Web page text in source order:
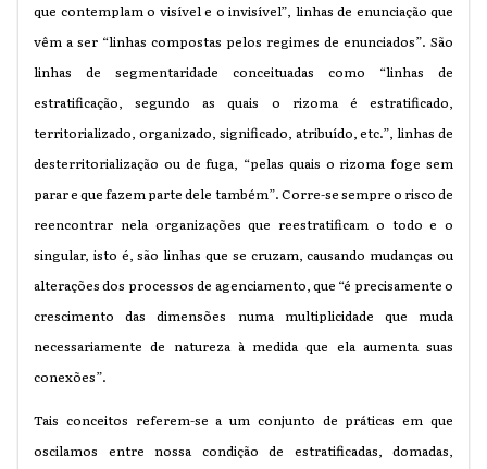
que contemplam o visível e o invisível”, linhas de enunciação que
vêm a ser “linhas compostas pelos regimes de enunciados”. São
linhas de segmentaridade conceituadas como “linhas de
estratificação, segundo as quais o rizoma é estratificado,
territorializado, organizado, significado, atribuído, etc.”, linhas de
desterritorialização ou de fuga, “pelas quais o rizoma foge sem
parar e que fazem parte dele também”. Corre-se sempre o risco de
reencontrar nela organizações que reestratificam o todo e o
singular, isto é, são linhas que se cruzam, causando mudanças ou
alterações dos processos de agenciamento, que “é precisamente o
crescimento das dimensões numa multiplicidade que muda
necessariamente de natureza à medida que ela aumenta suas
conexões”.
Tais conceitos referem-se a um conjunto de práticas em que
oscilamos entre nossa condição de estratificadas, domadas,